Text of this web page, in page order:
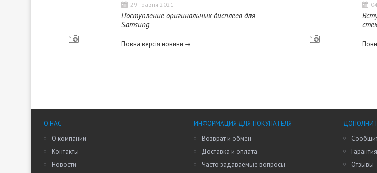
29 травня 2021
Поступление оригинальных дисплеев для
Samsung
Повна версія новини
О НАС
О компании
Контакты
Новости
ИНФОРМАЦИЯ ДЛЯ ПОКУПАТЕЛЯ
Возврат и обмен
Доставка и оплата
Часто задаваемые вопросы
Гарантия
Отзывы